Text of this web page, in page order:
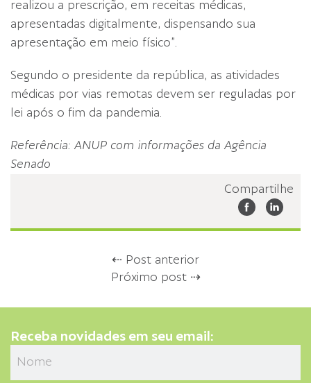
realizou a prescrição, em receitas médicas,
apresentadas digitalmente, dispensando sua
apresentação em meio físico”.
Segundo o presidente da república, as atividades
médicas por vias remotas devem ser reguladas por
lei após o fim da pandemia.
Referência: ANUP com informações da Agência
Senado
Compartilhe
⇠ Post anterior
Próximo post ⇢
Receba novidades em seu email: